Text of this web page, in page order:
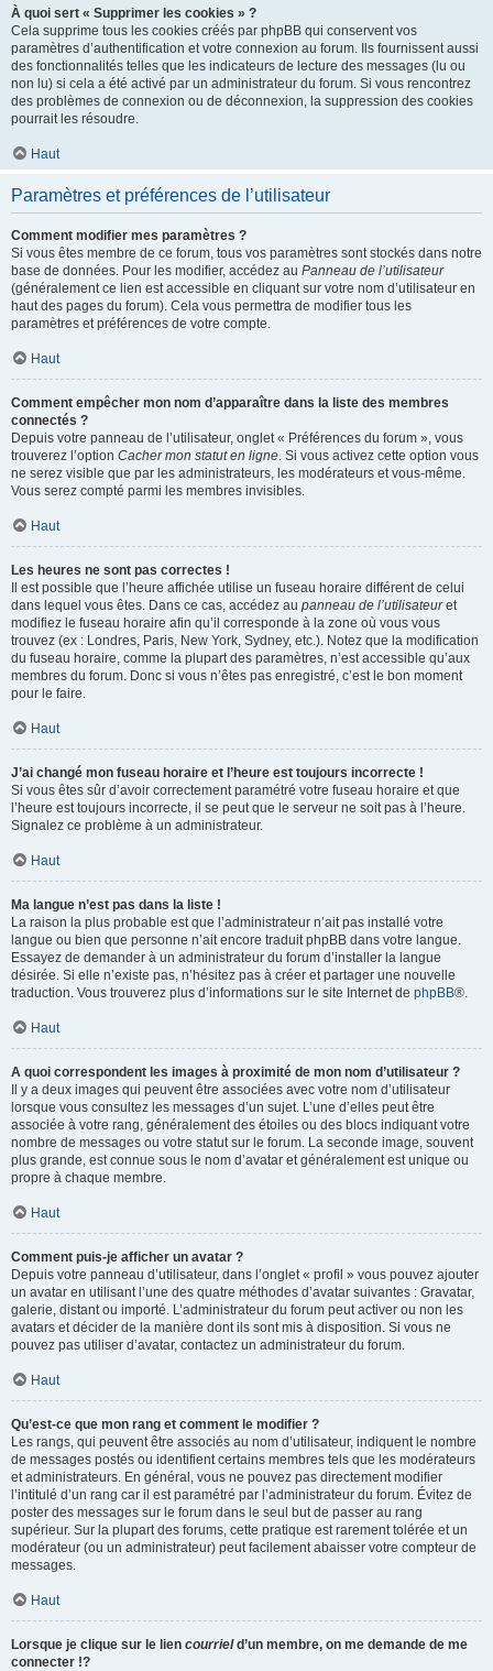
À quoi sert « Supprimer les cookies » ?
Cela supprime tous les cookies créés par phpBB qui conservent vos
paramètres d’authentification et votre connexion au forum. Ils fournissent aussi
des fonctionnalités telles que les indicateurs de lecture des messages (lu ou
non lu) si cela a été activé par un administrateur du forum. Si vous rencontrez
des problèmes de connexion ou de déconnexion, la suppression des cookies
pourrait les résoudre.
Haut
Paramètres et préférences de l’utilisateur
Comment modifier mes paramètres ?
Si vous êtes membre de ce forum, tous vos paramètres sont stockés dans notre
base de données. Pour les modifier, accédez au Panneau de l’utilisateur
(généralement ce lien est accessible en cliquant sur votre nom d’utilisateur en
haut des pages du forum). Cela vous permettra de modifier tous les
paramètres et préférences de votre compte.
Haut
Comment empêcher mon nom d’apparaître dans la liste des membres
connectés ?
Depuis votre panneau de l’utilisateur, onglet « Préférences du forum », vous
trouverez l’option Cacher mon statut en ligne. Si vous activez cette option vous
ne serez visible que par les administrateurs, les modérateurs et vous-même.
Vous serez compté parmi les membres invisibles.
Haut
Les heures ne sont pas correctes !
Il est possible que l’heure affichée utilise un fuseau horaire différent de celui
dans lequel vous êtes. Dans ce cas, accédez au panneau de l’utilisateuret
modifiez le fuseau horaire afin qu’il corresponde à la zone où vous vous
trouvez (ex : Londres, Paris, New York, Sydney, etc.). Notez que la modification
du fuseau horaire, comme la plupart des paramètres, n’est accessible qu’aux
membres du forum. Donc si vous n’êtes pas enregistré, c’est le bon moment
pour le faire.
Haut
J’ai changé mon fuseau horaire et l’heure est toujours incorrecte !
Si vous êtes sûr d’avoir correctement paramétré votre fuseau horaire et que
l’heure est toujours incorrecte, il se peut que le serveur ne soit pas à l’heure.
Signalez ce problème à un administrateur.
Haut
Ma langue n’est pas dans la liste !
La raison la plus probable est que l’administrateur n’ait pas installé votre
langue ou bien que personne n’ait encore traduit phpBB dans votre langue.
Essayez de demander à un administrateur du forum d’installer la langue
désirée. Si elle n’existe pas, n’hésitez pas à créer et partager une nouvelle
traduction. Vous trouverez plus d’informations sur le site Internet de phpBB®.
Haut
A quoi correspondent les images à proximité de mon nom d’utilisateur ?
Il y a deux images qui peuvent être associées avec votre nom d’utilisateur
lorsque vous consultez les messages d’un sujet. L’une d’elles peut être
associée à votre rang, généralement des étoiles ou des blocs indiquant votre
nombre de messages ou votre statut sur le forum. La seconde image, souvent
plus grande, est connue sous le nom d’avatar et généralement est unique ou
propre à chaque membre.
Haut
Comment puis-je afficher un avatar ?
Depuis votre panneau d’utilisateur, dans l’onglet « profil » vous pouvez ajouter
un avatar en utilisant l’une des quatre méthodes d’avatar suivantes : Gravatar,
galerie, distant ou importé. L’administrateur du forum peut activer ou non les
avatars et décider de la manière dont ils sont mis à disposition. Si vous ne
pouvez pas utiliser d’avatar, contactez un administrateur du forum.
Haut
Qu’est-ce que mon rang et comment le modifier ?
Les rangs, qui peuvent être associés au nom d’utilisateur, indiquent le nombre
de messages postés ou identifient certains membres tels que les modérateurs
et administrateurs. En général, vous ne pouvez pas directement modifier
l’intitulé d’un rang car il est paramétré par l’administrateur du forum. Évitez de
poster des messages sur le forum dans le seul but de passer au rang
supérieur. Sur la plupart des forums, cette pratique est rarement tolérée et un
modérateur (ou un administrateur) peut facilement abaisser votre compteur de
messages.
Haut
Lorsque je clique sur le lien courrield’un membre, on me demande de me
connecter !?